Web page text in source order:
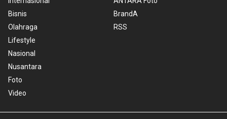
Bisnis
Olahraga
Lifestyle
Nasional
Nusantara
Foto
Video
BrandA
RSS